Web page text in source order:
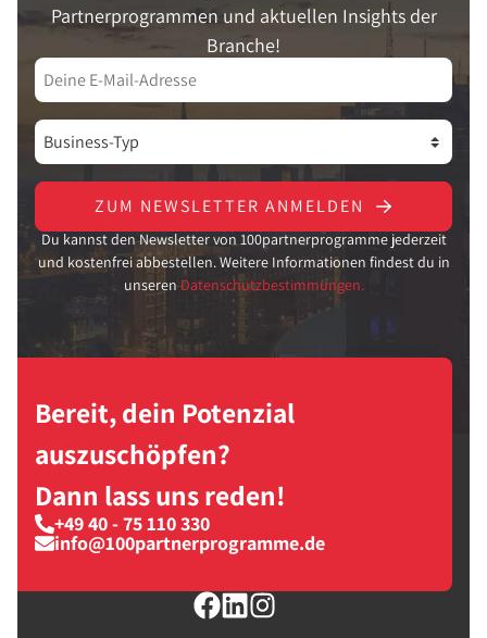
Partnerprogrammen und aktuellen Insights der
Branche!
ZUM NEWSLETTER ANMELDEN
Du kannst den Newsletter von 100partnerprogramme jederzeit
und kostenfrei abbestellen. Weitere Informationen findest du in
unseren Datenschutzbestimmungen.
Bereit, dein Potenzial
auszuschöpfen?
Dann lass uns reden!
+49 40 - 75 110 330
info@100partnerprogramme.de